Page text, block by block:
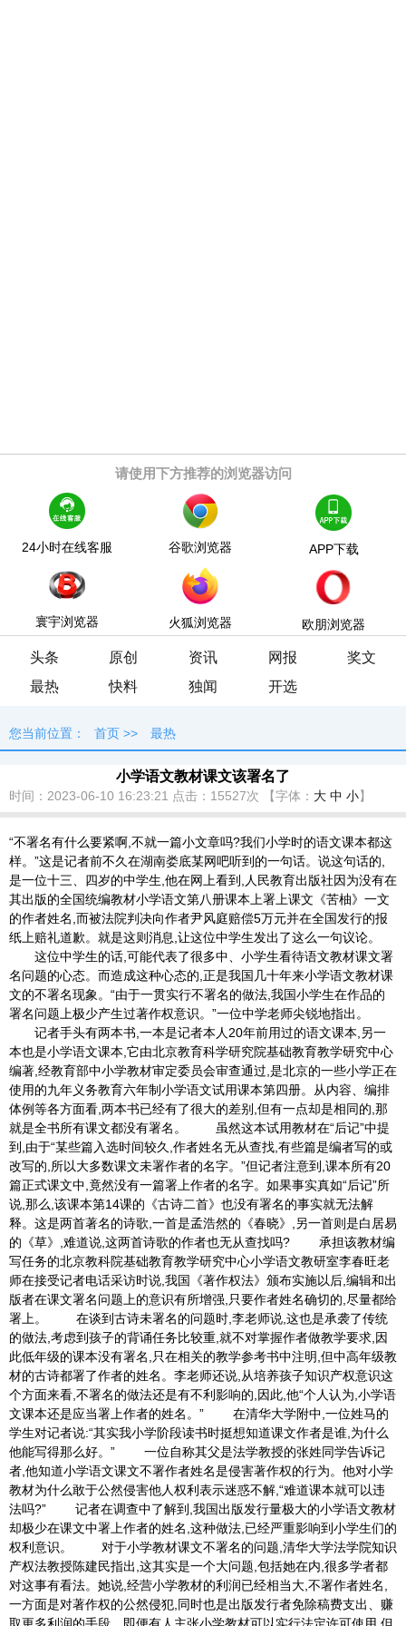
请使用下方推荐的浏览器访问
24小时在线客服 谷歌浏览器 APP下载
寰宇浏览器 火狐浏览器 欧朋浏览器
头条 原创 资讯 网报
奖文
最热
快料 独闻 开选
您当前位置： 首页 >> 最热
小学语文教材课文该署名了
时间：2023-06-10 16:23:21 点击： 15527次 【字体： 大 中 小】
“不署名有什么要紧啊,不就一篇小文章吗?我们小学时的语文课本都这
样。”这是记者前不久在湖南娄底某网吧听到的一句话。说这句话的,
是一位十三、四岁的中学生,他在网上看到,人民教育出版社因为没有在
其出版的全国统编教材小学语文第八册课本上署上课文《苦柚》一文
的作者姓名,而被法院判决向作者尹风庭赔偿5万元并在全国发行的报
纸上赔礼道歉。就是这则消息,让这位中学生发出了这么一句议论。
这位中学生的话,可能代表了很多中、小学生看待语文教材课文署
名问题的心态。而造成这种心态的,正是我国几十年来小学语文教材课
文的不署名现象。“由于一贯实行不署名的做法,我国小学生在作品的
署名问题上极少产生过著作权意识。”一位中学老师尖锐地指出。
记者手头有两本书,一本是记者本人20年前用过的语文课本,另一
本也是小学语文课本,它由北京教育科学研究院基础教育教学研究中心
编著,经教育部中小学教材审定委员会审查通过,是北京的一些小学正在
使用的九年义务教育六年制小学语文试用课本第四册。从内容、编排
体例等各方面看,两本书已经有了很大的差别,但有一点却是相同的,那
就是全书所有课文都没有署名。 虽然这本试用教材在“后记”中提
到,由于“某些篇入选时间较久,作者姓名无从查找,有些篇是编者写的或
改写的,所以大多数课文未署作者的名字。”但记者注意到,课本所有20
篇正式课文中,竟然没有一篇署上作者的名字。如果事实真如“后记”所
说,那么,该课本第14课的《古诗二首》也没有署名的事实就无法解
释。这是两首著名的诗歌,一首是孟浩然的《春晓》,另一首则是白居易
的《草》,难道说,这两首诗歌的作者也无从查找吗? 承担该教材编
写任务的北京教科院基础教育教学研究中心小学语文教研室李春旺老
师在接受记者电话采访时说,我国《著作权法》颁布实施以后,编辑和出
版者在课文署名问题上的意识有所增强,只要作者姓名确切的,尽量都给
署上。 在谈到古诗未署名的问题时,李老师说,这也是承袭了传统
的做法,考虑到孩子的背诵任务比较重,就不对掌握作者做教学要求,因
此低年级的课本没有署名,只在相关的教学参考书中注明,但中高年级教
材的古诗都署了作者的姓名。李老师还说,从培养孩子知识产权意识这
个方面来看,不署名的做法还是有不利影响的,因此,他“个人认为,小学语
文课本还是应当署上作者的姓名。” 在清华大学附中,一位姓马的
学生对记者说:“其实我小学阶段读书时挺想知道课文作者是谁,为什么
他能写得那么好。” 一位自称其父是法学教授的张姓同学告诉记
者,他知道小学语文课文不署作者姓名是侵害著作权的行为。他对小学
教材为什么敢于公然侵害他人权利表示迷惑不解,“难道课本就可以违
法吗?” 记者在调查中了解到,我国出版发行量极大的小学语文教材
却极少在课文中署上作者的姓名,这种做法,已经严重影响到小学生们的
权利意识。 对于小学教材课文不署名的问题,清华大学法学院知识
产权法教授陈建民指出,这其实是一个大问题,包括她在内,很多学者都
对这事有看法。她说,经营小学教材的利润已经相当大,不署作者姓名,
一方面是对著作权的公然侵犯,同时也是出版发行者免除稿费支出、赚